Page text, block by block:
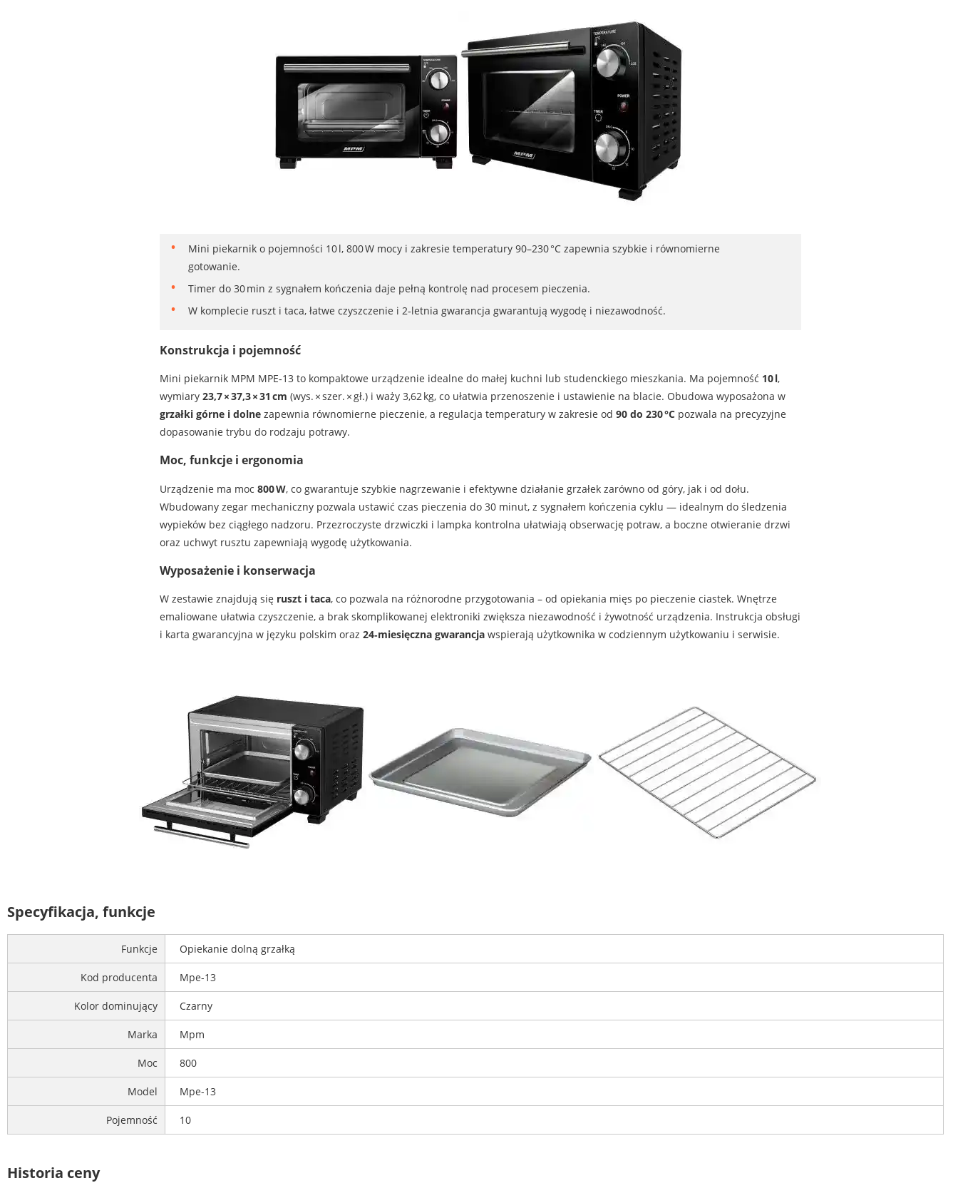
Mini piekarnik o pojemności 10 l, 800 W mocy i zakresie temperatury 90–230 °C zapewnia szybkie i równomierne
gotowanie.
Timer do 30 min z sygnałem kończenia daje pełną kontrolę nad procesem pieczenia.
W komplecie ruszt i taca, łatwe czyszczenie i 2‑letnia gwarancja gwarantują wygodę i niezawodność.
Konstrukcja i pojemność
Mini piekarnik MPM MPE‑13 to kompaktowe urządzenie idealne do małej kuchni lub studenckiego mieszkania. Ma pojemność 10 l,
wymiary 23,7 × 37,3 × 31 cm (wys. × szer. × gł.) i waży 3,62 kg, co ułatwia przenoszenie i ustawienie na blacie. Obudowa wyposażona w
grzałki górne i dolnezapewnia równomierne pieczenie, a regulacja temperatury w zakresie od 90 do 230 °Cpozwala na precyzyjne
dopasowanie trybu do rodzaju potrawy.
Moc, funkcje i ergonomia
Urządzenie ma moc 800 W, co gwarantuje szybkie nagrzewanie i efektywne działanie grzałek zarówno od góry, jak i od dołu.
Wbudowany zegar mechaniczny pozwala ustawić czas pieczenia do 30 minut, z sygnałem kończenia cyklu — idealnym do śledzenia
wypieków bez ciągłego nadzoru. Przezroczyste drzwiczki i lampka kontrolna ułatwiają obserwację potraw, a boczne otwieranie drzwi
oraz uchwyt rusztu zapewniają wygodę użytkowania.
Wyposażenie i konserwacja
W zestawie znajdują się ruszt i taca, co pozwala na różnorodne przygotowania – od opiekania mięs po pieczenie ciastek. Wnętrze
emaliowane ułatwia czyszczenie, a brak skomplikowanej elektroniki zwiększa niezawodność i żywotność urządzenia. Instrukcja obsługi
i karta gwarancyjna w języku polskim oraz 24‑miesięczna gwarancjawspierają użytkownika w codziennym użytkowaniu i serwisie.
Specyfikacja, funkcje
Funkcje Opiekanie dolną grzałką
Kod producenta Mpe-13
Kolor dominujący Czarny
Marka Mpm
Moc 800
Model Mpe-13
Pojemność 10
Historia ceny